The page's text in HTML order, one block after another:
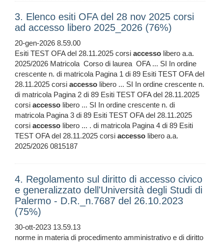
3. Elenco esiti OFA del 28 nov 2025 corsi
ad accesso libero 2025_2026 (76%)
20-gen-2026 8.59.00
Esiti TEST OFA del 28.11.2025 corsi accesso libero a.a.
2025/2026 Matricola Corso di laurea OFA ... SI In ordine
crescente n. di matricola Pagina 1 di 89 Esiti TEST OFA del
28.11.2025 corsi accesso libero ... SI In ordine crescente n.
di matricola Pagina 2 di 89 Esiti TEST OFA del 28.11.2025
corsi accesso libero ... SI In ordine crescente n. di
matricola Pagina 3 di 89 Esiti TEST OFA del 28.11.2025
corsi accesso libero ... . di matricola Pagina 4 di 89 Esiti
TEST OFA del 28.11.2025 corsi accesso libero a.a.
2025/2026 0815187
4. Regolamento sul diritto di accesso civico
e generalizzato dell'Università degli Studi di
Palermo - D.R._n.7687 del 26.10.2023
(75%)
30-ott-2023 13.59.13
norme in materia di procedimento amministrativo e di diritto